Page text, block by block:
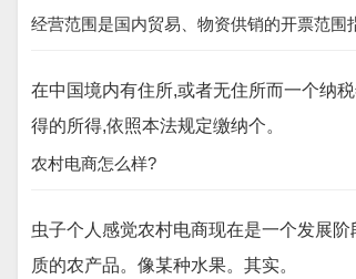
经营范围是国内贸易、物资供销的开票范围
在中国境内有住所,或者无住所而一个纳
得的所得,依照本法规定缴纳个。
农村电商怎么样?
虫子个人感觉农村电商现在是一个发展
质的农产品。像某种水果。其实。